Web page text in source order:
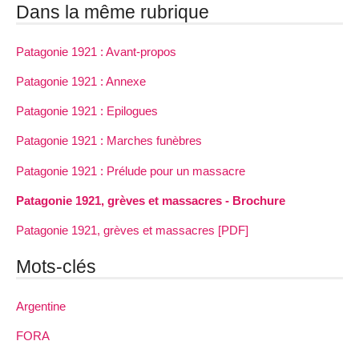
Dans la même rubrique
Patagonie 1921 : Avant-propos
Patagonie 1921 : Annexe
Patagonie 1921 : Epilogues
Patagonie 1921 : Marches funèbres
Patagonie 1921 : Prélude pour un massacre
Patagonie 1921, grèves et massacres - Brochure
Patagonie 1921, grèves et massacres [PDF]
Mots-clés
Argentine
FORA